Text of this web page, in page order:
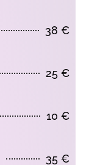
38 €
25 €
10 €
35 €